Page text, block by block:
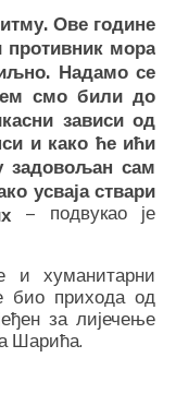
Ове године
противник мора
Надамо се
смо били до
зависи од
и како ће ићи
задовољан сам
усваја ствари
– подвукао је
и хуманитарни
био прихода од
за лијечење
Шарића.